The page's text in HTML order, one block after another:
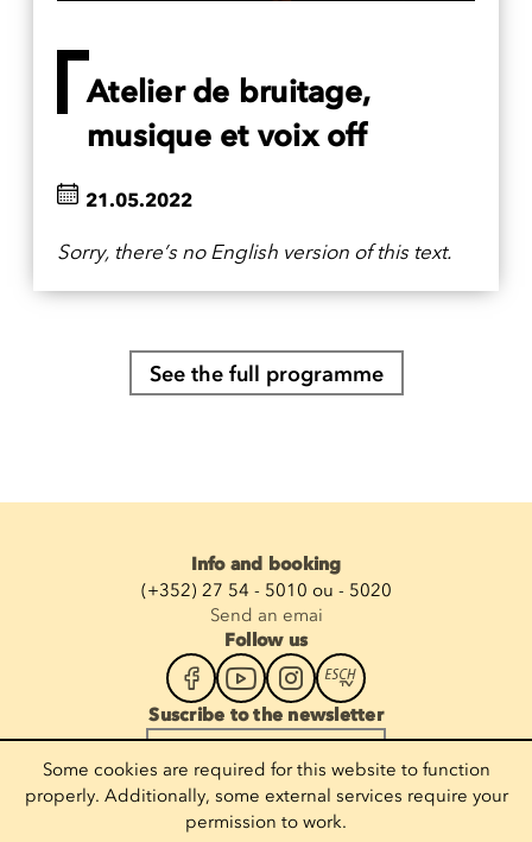
Atelier de bruitage,
musique et voix off
Sorry, there’s no English version of this text.
21.05.2022
See the full programme
Info and booking
(+352) 27 54 - 5010 ou - 5020
Send an emai
Follow us
Suscribe to the newsletter
Some cookies are required for this website to function
properly. Additionally, some external services require your
permission to work.